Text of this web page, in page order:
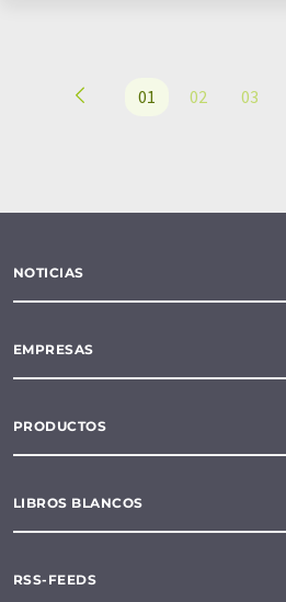
01 02 03
NOTICIAS
EMPRESAS
PRODUCTOS
LIBROS BLANCOS
RSS-FEEDS